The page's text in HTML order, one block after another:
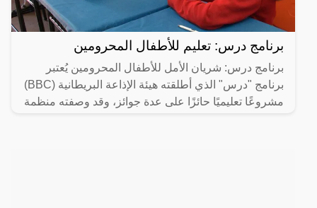
برنامج درس: تعليم للأطفال المحرومين
برنامج درس: شريان الأمل للأطفال المحرومين يُعتبر
برنامج "درس" الذي أطلقته هيئة الإذاعة البريطانية (BBC)
مشروعًا تعليميًا حائزًا على عدة جوائز، وقد وصفته منظمة